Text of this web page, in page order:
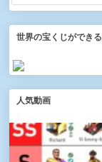
世界の宝くじができる
人気動画